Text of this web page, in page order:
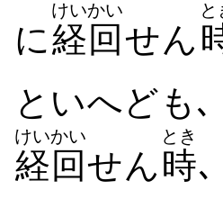
に経回
けいかい
せん
と
といへども､
経回
けいかい
せん時
とき
､